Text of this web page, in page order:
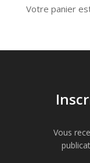
Votre panier
Vous